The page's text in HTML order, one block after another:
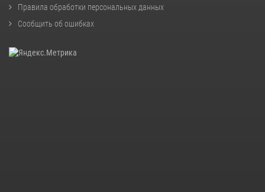
Правила обработки персональных данных
Сообщить об ошибках